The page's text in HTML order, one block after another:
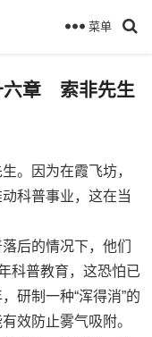
菜单
六章 索非先生
因为在霞飞坊，
科普事业，这在当
后的情况下，他们
科普教育，这恐怕已
研制一种“浑得消”的
效防止雾气吸附。